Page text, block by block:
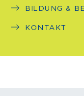
BILDUNG &
KONTAKT